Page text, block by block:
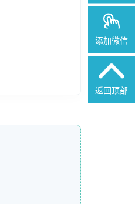
添加微信
返回顶部